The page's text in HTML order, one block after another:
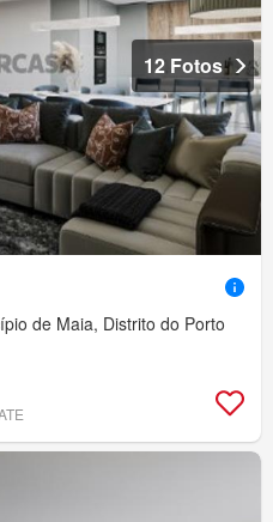
12 Fotos
de Maia, Distrito do Porto